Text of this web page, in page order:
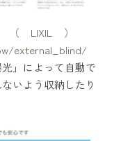
LIXIL）
external_blind/
」によって自動で
いよう収納したり